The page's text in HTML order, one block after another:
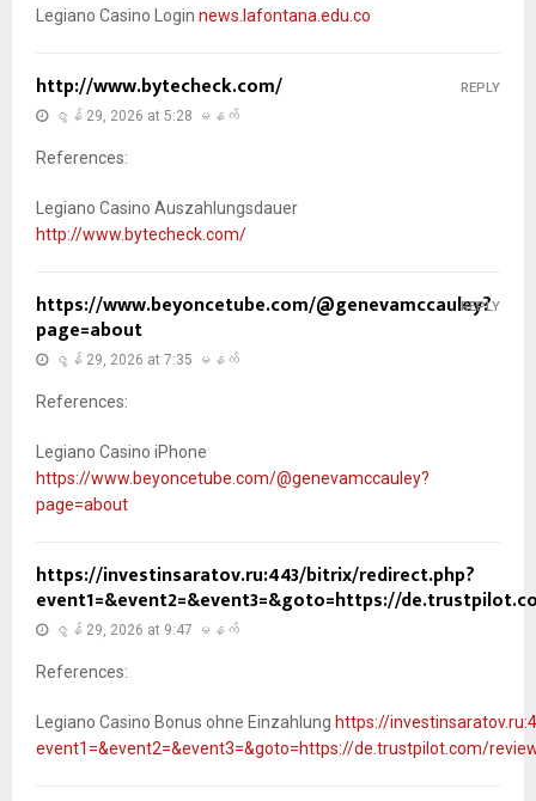
Legiano Casino Login news.lafontana.edu.co
http://www.bytecheck.com/
ဇွန် 29, 2026 at 5:28 မနက်
References:
Legiano Casino Auszahlungsdauer
http://www.bytecheck.com/
REPLY
https://www.beyoncetube.com/@genevamccauley?
page=about
ဇွန် 29, 2026 at 7:35 မနက်
References:
Legiano Casino iPhone
https://www.beyoncetube.com/@genevamccauley?
page=about
REPLY
https://investinsaratov.ru:443/bitrix/redirect.php?
event1=&event2=&event3=&goto=https://
ဇွန် 29, 2026 at 9:47 မနက်
References:
Legiano Casino Bonus ohne Einzahlung https://
event1=&event2=&event3=&goto=https://de.trustpilot.com/